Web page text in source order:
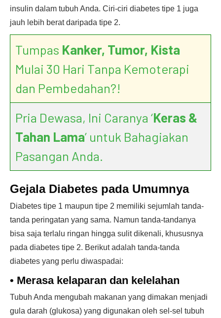
insulin dalam tubuh Anda. Ciri-ciri diabetes tipe 1 juga
jauh lebih berat daripada tipe 2.
Tumpas Kanker, Tumor, Kista
Mulai 30 Hari Tanpa Kemoterapi
dan Pembedahan?!
Pria Dewasa, Ini Caranya ‘Keras &
Tahan Lama’ untuk Bahagiakan
Pasangan Anda.
Gejala Diabetes pada Umumnya
Diabetes tipe 1 maupun tipe 2 memiliki sejumlah tanda-
tanda peringatan yang sama. Namun tanda-tandanya
bisa saja terlalu ringan hingga sulit dikenali, khususnya
pada diabetes tipe 2. Berikut adalah tanda-tanda
diabetes yang perlu diwaspadai:
• Merasa kelaparan dan kelelahan
Tubuh Anda mengubah makanan yang dimakan menjadi
gula darah (glukosa) yang digunakan oleh sel-sel tubuh